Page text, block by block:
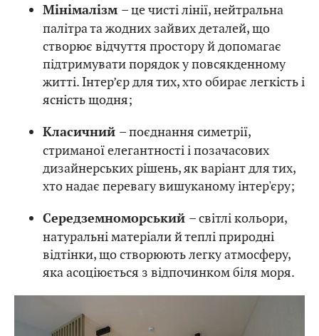
Мінімалізм – це чисті лінії, нейтральна
палітра та жодних зайвих деталей, що
створює відчуття простору й допомагає
підтримувати порядок у повсякденному
житті. Інтер’єр для тих, хто обирає легкість і
ясність щодня;
Класичний – поєднання симетрії,
стриманої елегантності і позачасових
дизайнерських рішень, як варіант для тих,
хто надає перевагу вишуканому інтер'єру;
Середземноморський – світлі кольори,
натуральні матеріали й теплі природні
відтінки, що створюють легку атмосферу,
яка асоціюється з відпочинком біля моря.